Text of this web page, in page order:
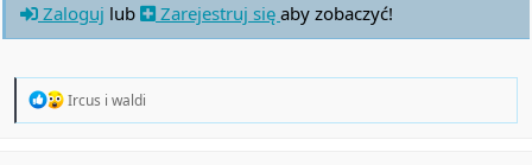
Zaloguj lub Zarejestruj się aby zobaczyć!
R
Ircus i waldi